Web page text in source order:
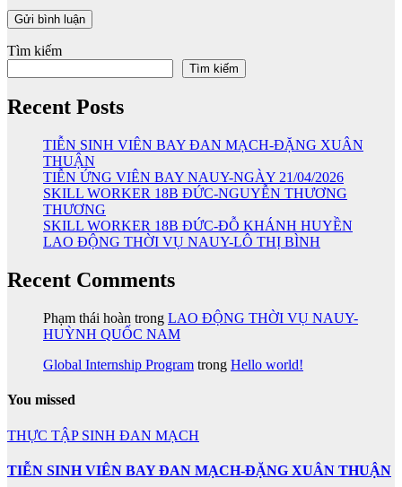
Tìm kiếm
Tìm kiếm
Recent Posts
TIỄN SINH VIÊN BAY ĐAN MẠCH-ĐẶNG XUÂN
THUẬN
TIỄN ỨNG VIÊN BAY NAUY-NGÀY 21/04/2026
SKILL WORKER 18B ĐỨC-NGUYỄN THƯƠNG
THƯƠNG
SKILL WORKER 18B ĐỨC-ĐỖ KHÁNH HUYỀN
LAO ĐỘNG THỜI VỤ NAUY-LÔ THỊ BÌNH
Recent Comments
Phạm thái hoàn trong LAO ĐỘNG THỜI VỤ NAUY-
HUỲNH QUỐC NAM
Global Internship Program trong Hello world!
You missed
THỰC TẬP SINH ĐAN MẠCH
TIỄN SINH VIÊN BAY ĐAN MẠCH-ĐẶNG XUÂN THUẬN